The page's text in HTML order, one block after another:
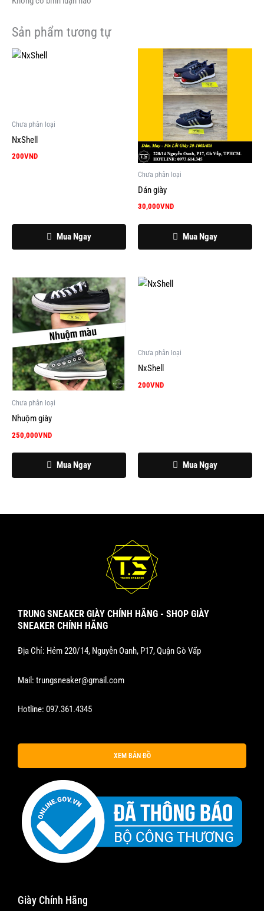
Sản phẩm tương tự
Chưa phân loại
NxShell
200VND
Mua Ngay
Chưa phân loại
Dán giày
30,000VND
Mua Ngay
Chưa phân loại
Nhuộm giày
250,000VND
Mua Ngay
Chưa phân loại
NxShell
200VND
Mua Ngay
TRUNG SNEAKER GIÀY CHÍNH HÃNG - SHOP GIÀY
SNEAKER CHÍNH HÃNG
Địa Chỉ: Hẻm 220/14, Nguyễn Oanh, P17, Quận Gò Vấp
Mail: trungsneaker@gmail.com
Hotline: 097.361.4345
XEM BẢN ĐỒ
Giày Chính Hãng